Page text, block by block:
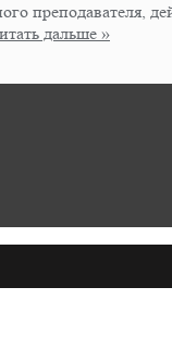
преподавателя,
дальше »